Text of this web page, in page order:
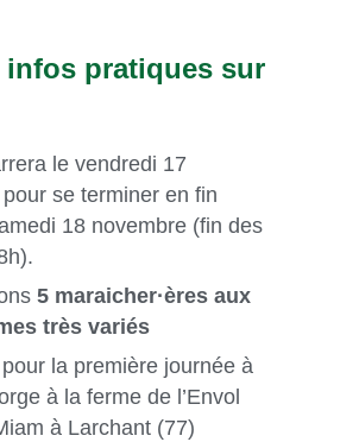
infos pratiques sur
le vendredi 17
se terminer en fin
18 novembre (fin des
5 maraicher·ères aux
très variés
la première journée à
à la ferme de l’Envol
à Larchant (77)